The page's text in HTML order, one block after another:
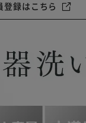
登録はこちら